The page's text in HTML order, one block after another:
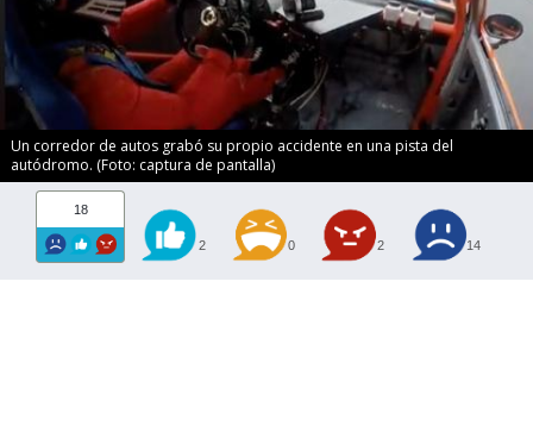
Un corredor de autos grabó su propio accidente en una pista del
autódromo. (Foto: captura de pantalla)
18
2 0 2 14